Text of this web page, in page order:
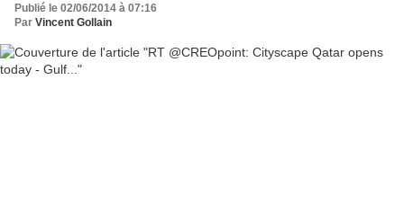
Publié le 02/06/2014 à 07:16
Par Vincent Gollain